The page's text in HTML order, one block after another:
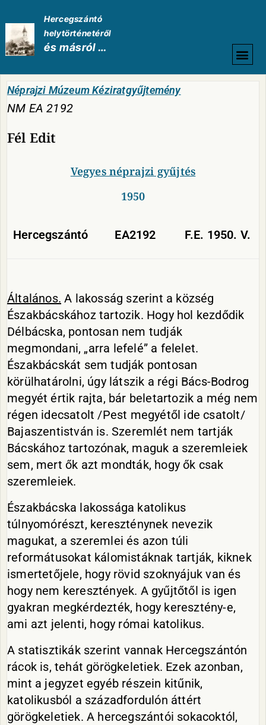
Hercegszántó
helytörténetéről
és másról …
Néprajzi Múzeum Kéziratgyűjtemény
NM EA 2192
Fél Edit
Vegyes néprajzi gyűjtés
1950
Hercegszántó EA2192 F.E. 1950. V.
Általános. A lakosság szerint a község
Északbácskához tartozik. Hogy hol kezdődik
Délbácska, pontosan nem tudják
megmondani, „arra lefelé” a felelet.
Északbácskát sem tudják pontosan
körülhatárolni, úgy látszik a régi Bács-Bodrog
megyét értik rajta, bár beletartozik a még nem
régen idecsatolt /Pest megyétől ide csatolt/
Bajaszentistván is. Szeremlét nem tartják
Bácskához tartozónak, maguk a szeremleiek
sem, mert ők azt mondták, hogy ők csak
szeremleiek.
Északbácska lakossága katolikus
túlnyomórészt, kereszténynek nevezik
magukat, a szeremlei és azon túli
reformátusokat kálomistáknak tartják, kiknek
ismertetőjele, hogy rövid szoknyájuk van és
hogy nem keresztények. A gyűjtőtől is igen
gyakran megkérdezték, hogy keresztény-e,
ami azt jelenti, hogy római katolikus.
A statisztikák szerint vannak Hercegszántón
rácok is, tehát görögkeletiek. Ezek azonban,
mint a jegyzet egyéb részein kitűnik,
katolikusból a századfordulón áttért
görögkeletiek. A hercegszántói sokacoktól,